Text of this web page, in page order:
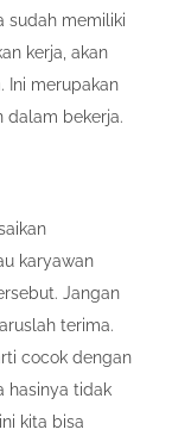
sudah memiliki
kerja, akan
Ini merupakan
dalam bekerja.
karyawan
Jangan
terima.
cocok dengan
hasinya tidak
kita bisa